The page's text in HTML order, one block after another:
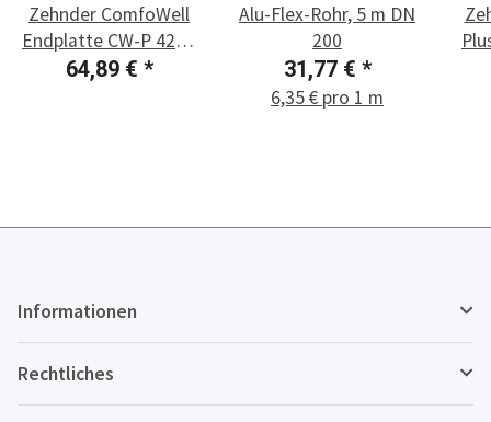
Zehnder ComfoWell
Endplatte CW-P 420 -
DN 200
64,89 € *
Alu-Flex-Rohr, 5 m DN
200
31,77 € *
6,35 € pro 1 m
Informationen
Rechtliches